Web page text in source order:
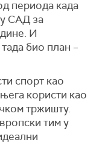
периода када
САД за
И
био план –
спорт као
користи као
тржишту.
тим у